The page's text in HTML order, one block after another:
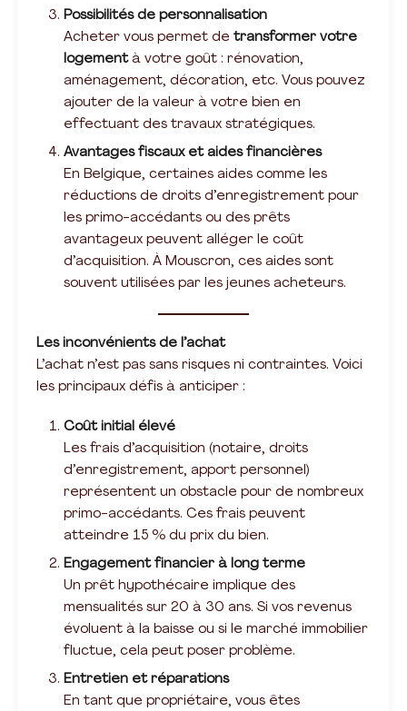
Possibilités de personnalisation
Acheter vous permet de transformer votre
logementà votre goût : rénovation,
aménagement, décoration, etc. Vous pouvez
ajouter de la valeur à votre bien en
effectuant des travaux stratégiques.
Avantages fiscaux et aides financières
En Belgique, certaines aides comme les
réductions de droits d’enregistrement pour
les primo-accédants ou des prêts
avantageux peuvent alléger le coût
d’acquisition. À Mouscron, ces aides sont
souvent utilisées par les jeunes acheteurs.
Les inconvénients de l’achat
L’achat n’est pas sans risques ni contraintes. Voici
les principaux défis à anticiper :
Coût initial élevé
Les frais d’acquisition (notaire, droits
d’enregistrement, apport personnel)
représentent un obstacle pour de nombreux
primo-accédants. Ces frais peuvent
atteindre 15 % du prix du bien.
Engagement financier à long terme
Un prêt hypothécaire implique des
mensualités sur 20 à 30 ans. Si vos revenus
évoluent à la baisse ou si le marché immobilier
fluctue, cela peut poser problème.
Entretien et réparations
En tant que propriétaire, vous êtes